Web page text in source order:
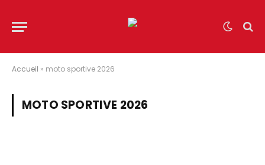
Accueil » moto sportive 2026
MOTO SPORTIVE 2026